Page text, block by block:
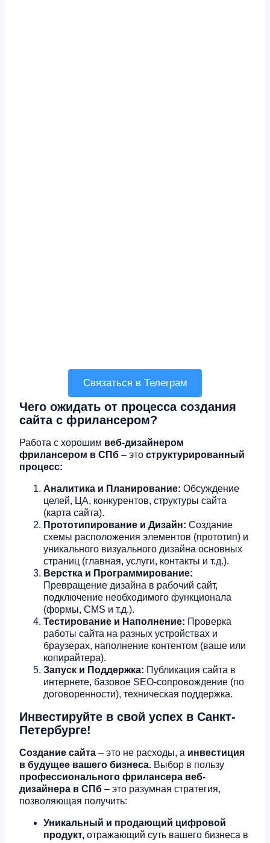
Закажите сейчас
Связаться в Телеграм
Чего ожидать от процесса создания
сайта с фрилансером?
Работа с хорошим веб-дизайнером
фрилансером в СПб – это структурированный
процесс:
Аналитика и Планирование: Обсуждение
целей, ЦА, конкурентов, структуры сайта
(карта сайта).
Прототипирование и Дизайн: Создание
схемы расположения элементов (прототип) и
уникального визуального дизайна основных
страниц (главная, услуги, контакты и т.д.).
Верстка и Программирование:
Превращение дизайна в рабочий сайт,
подключение необходимого функционала
(формы, CMS и т.д.).
Тестирование и Наполнение: Проверка
работы сайта на разных устройствах и
браузерах, наполнение контентом (ваше или
копирайтера).
Запуск и Поддержка: Публикация сайта в
интернете, базовое SEO-сопровождение (по
договоренности), техническая поддержка.
Инвестируйте в свой успех в Санкт-
Петербурге!
Создание сайта – это не расходы, а инвестиция
в будущее вашего бизнеса. Выбор в пользу
профессионального фрилансера веб-
дизайнера в СПб – это разумная стратегия,
позволяющая получить:
Уникальный и продающий цифровой
продукт, отражающий суть вашего бизнеса в